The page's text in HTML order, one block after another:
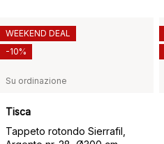
Su ordinazione
Tisca
Tappeto rotondo Sierrafil,
WEEKEND DEAL
-10%